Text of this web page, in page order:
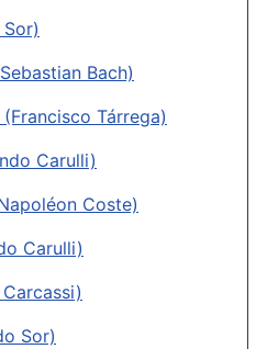
Bach)
Tárrega)
Carulli)
Coste)
Carulli)
Sor)